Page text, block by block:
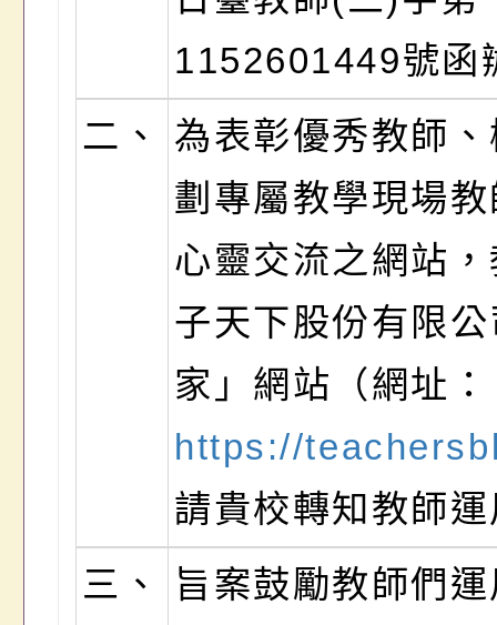
1152601449號函
二、
為表彰優秀教師
劃專屬教學現場
心靈交流之網站
子天下股份有限
家」網站（網址：
https://
請貴校轉知教師
三、
旨案鼓勵教師們